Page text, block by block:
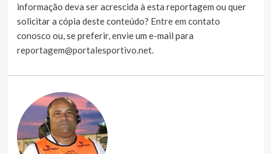
informação deva ser acrescida à esta reportagem ou quer
solicitar a cópia deste conteúdo? Entre em contato
conosco ou, se preferir, envie um e-mail para
reportagem@portalesportivo.net.